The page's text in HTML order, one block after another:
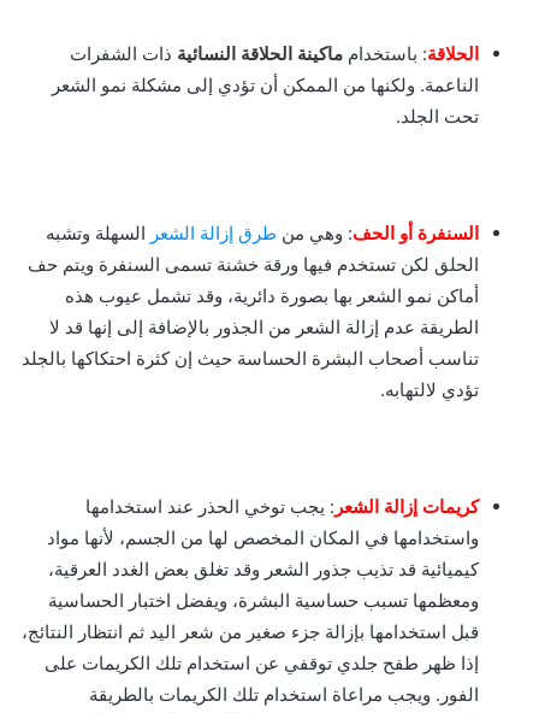
الحلاقة: باستخدام ماكينة الحلاقة النسائية ذات الشفرات
الناعمة. ولكنها من الممكن أن تؤدي إلى مشكلة نمو الشعر
تحت الجلد.
السنفرة أو الحف: وهي من طرق إزالة الشعر السهلة وتشبه
الحلق لكن تستخدم فيها ورقة خشنة تسمى السنفرة ويتم حف
أماكن نمو الشعر بها بصورة دائرية، وقد تشمل عيوب هذه
الطريقة عدم إزالة الشعر من الجذور بالإضافة إلى إنها قد لا
تناسب أصحاب البشرة الحساسة حيث إن كثرة احتكاكها بالجلد
تؤدي لالتهابه.
كريمات إزالة الشعر : يجب توخي الحذر عند استخدامها
واستخدامها في المكان المخصص لها من الجسم، لأنها مواد
كيميائية قد تذيب جذور الشعر وقد تغلق بعض الغدد العرقية،
ومعظمها تسبب حساسية البشرة، ويفضل اختبار الحساسية
قبل استخدامها بإزالة جزء صغير من شعر اليد ثم انتظار النتائج،
إذا ظهر طفح جلدي توقفي عن استخدام تلك الكريمات على
الفور. ويجب مراعاة استخدام تلك الكريمات بالطريقة